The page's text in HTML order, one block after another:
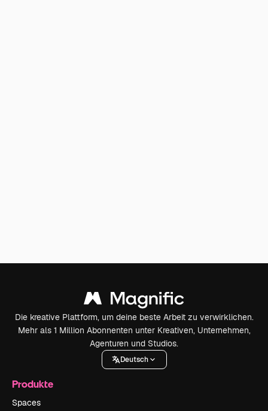
Die kreative Plattform, um deine beste Arbeit zu verwirklichen.
Mehr als 1 Million Abonnenten unter Kreativen, Unternehmen,
Agenturen und Studios.
Deutsch
Produkte
Spaces